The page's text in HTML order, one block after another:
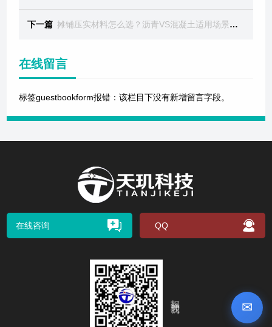
✉
下一篇 ​摊铺压实材料怎么选？沥青VS混凝土适用场景对比​
在线留言
标签guestbookform报错：该栏目下没有新增留言字段。
在线咨询 QQ